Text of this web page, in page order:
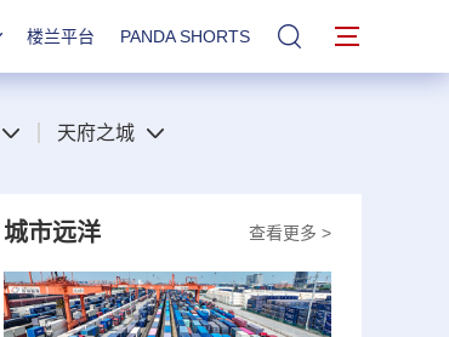
楼兰平台 PANDA SHORTS 站内搜索
天府之城
查看更多 >
城市远洋